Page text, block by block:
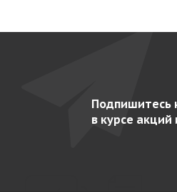
Подпишитесь
в курсе